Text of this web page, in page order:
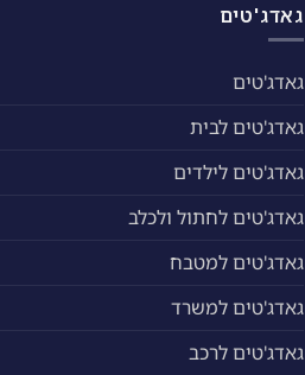
גאדג'טים
גאדג'טים
גאדג'טים לבית
גאדג'טים לילדים
גאדג'טים לחתול ולכלב
גאדג'טים למטבח
גאדג'טים למשרד
גאדג'טים לרכב